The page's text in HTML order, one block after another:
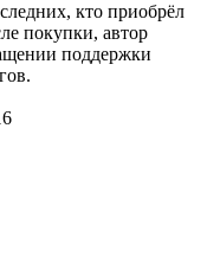
кто приобрёл
покупки, автор
поддержки